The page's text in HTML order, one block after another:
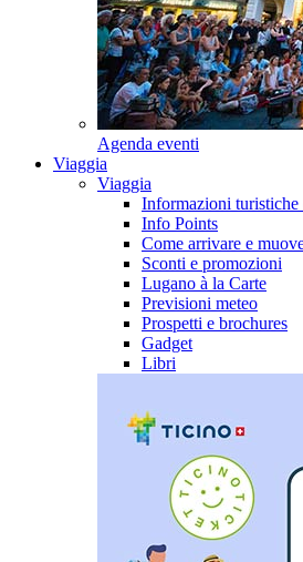
Agenda eventi
Viaggia
Viaggia
Informazioni
Info Points
Come arrivare e
Sconti e promozioni
Lugano à la Carte
Previsioni meteo
Prospetti e brochures
Gadget
Libri